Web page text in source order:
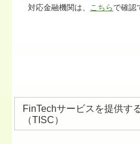
対応金融機関は、
こちらで確認
FinTechサービスを提供す
（TISC）